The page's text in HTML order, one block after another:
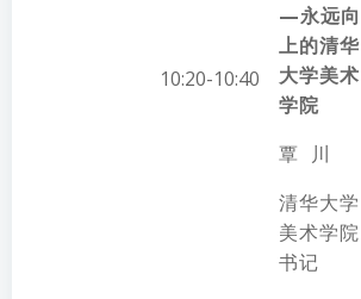
10:20-10:40
—永远向
上的清华
大学美术
学院
覃 川
清华大学
美术学院
书记